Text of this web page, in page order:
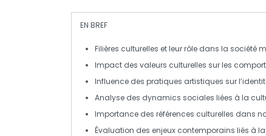
EN BREF
Filières culturelles et leur rôle dans la société
Impact des valeurs culturelles sur les
Influence des pratiques artistiques sur
Analyse des dynamics sociales liées à la
Importance des références culturelles dans
Évaluation des enjeux contemporains liés à la